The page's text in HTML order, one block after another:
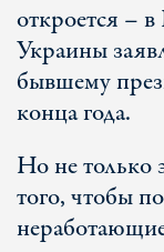
откроется –
Украины
бывшему
конца года.
Но не только
того, чтобы